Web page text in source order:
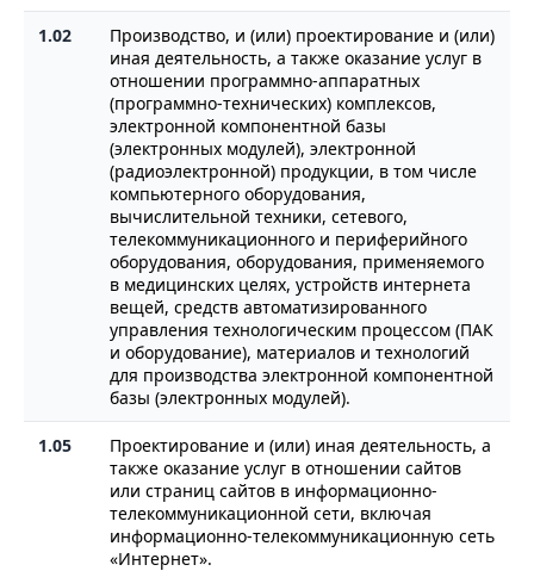
1.02
Производство, и (или) проектирование и (или)
иная деятельность, а также оказание услуг в
отношении программно-аппаратных
(программно-технических) комплексов,
электронной компонентной базы
(электронных модулей), электронной
(радиоэлектронной) продукции, в том числе
компьютерного оборудования,
вычислительной техники, сетевого,
телекоммуникационного и периферийного
оборудования, оборудования, применяемого
в медицинских целях, устройств интернета
вещей, средств автоматизированного
управления технологическим процессом (ПАК
и оборудование), материалов и технологий
для производства электронной компонентной
базы (электронных модулей).
1.05
Проектирование и (или) иная деятельность, а
также оказание услуг в отношении сайтов
или страниц сайтов в информационно-
телекоммуникационной сети, включая
информационно-телекоммуникационную сеть
«Интернет».